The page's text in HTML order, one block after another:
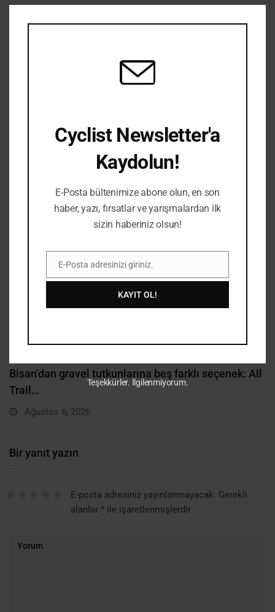
Tamamen yeni Bianchi Specialissima RC, Tour de
France’ın…
Temmuz 22, 2026
Bir yanıt yazın
E-posta adresiniz yayınlanmayacak. Gerekli
alanlar *ile işaretlenmişlerdir
Cyclist Newsletter'a
Kaydolun!
E-Posta bültenimize abone olun, en son
haber, yazı, fırsatlar ve yarışmalardan ilk
sizin haberiniz olsun!
E-Posta adresinizi giriniz.
KAYIT OL!
Teşekkürler. İlgilenmiyorum.